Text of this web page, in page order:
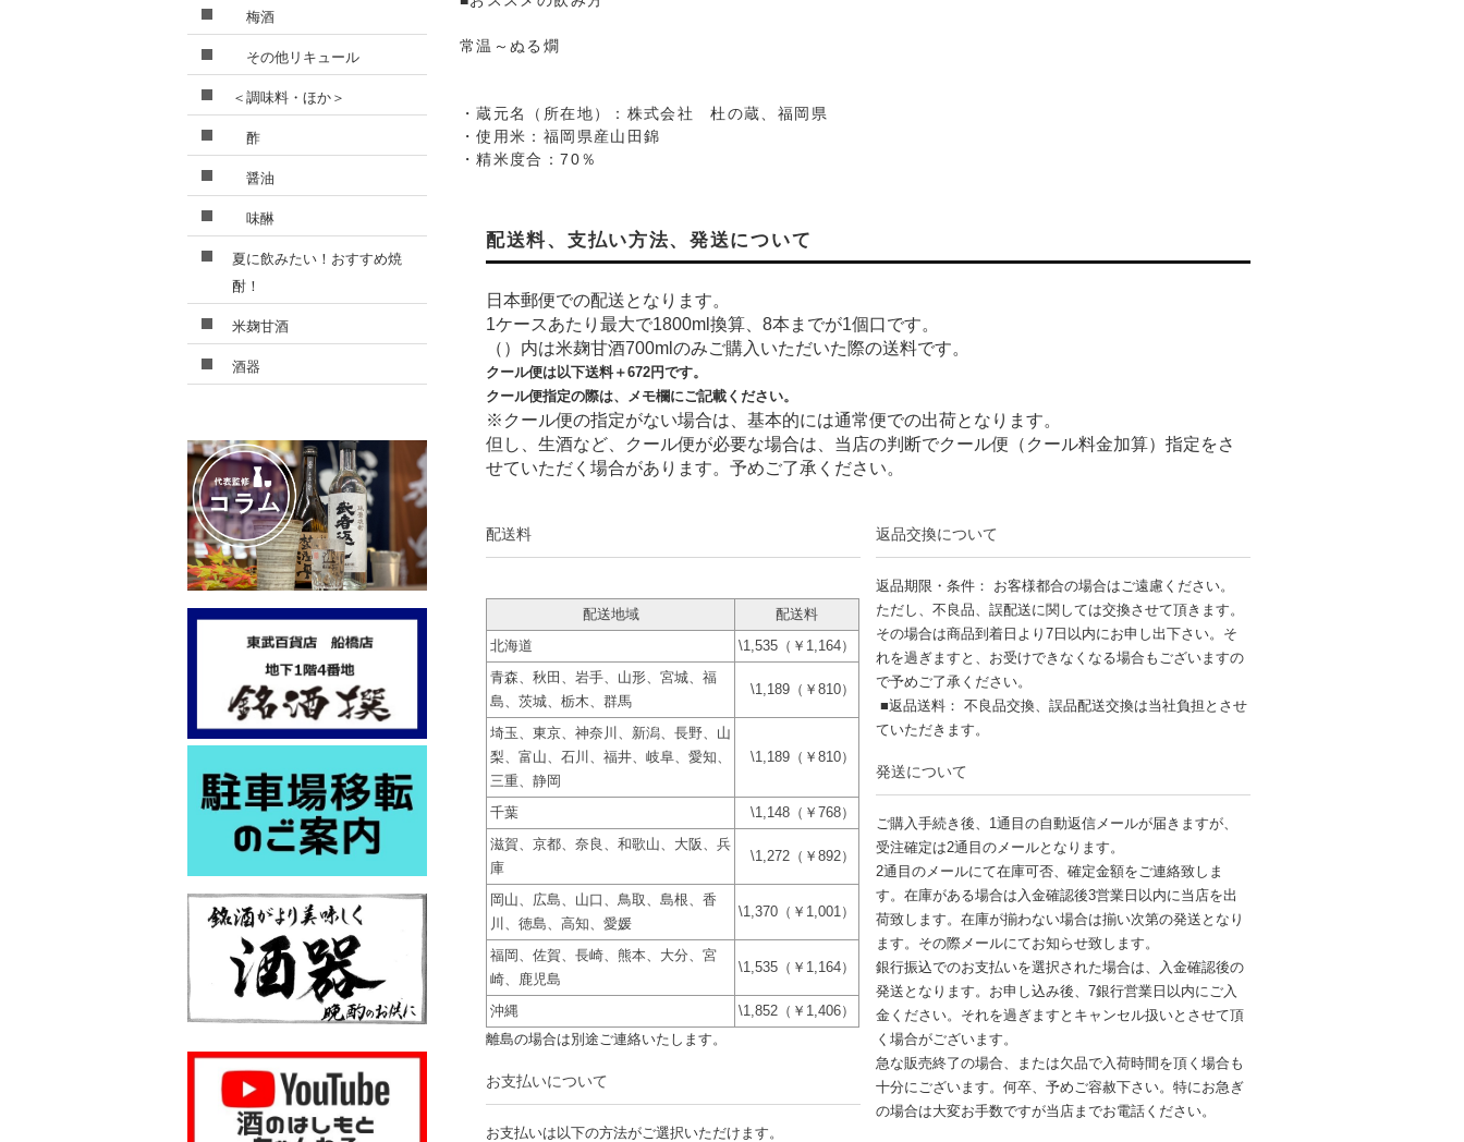
常温～ぬる燗
・蔵元名（所在地）：株式会社 杜の蔵、福岡県
・使用米：福岡県産山田錦
・精米度合：70％
配送料、支払い方法、発送について
日本郵便での配送となります。
1ケースあたり最大で1800ml換算、8本までが1個口です。
（）内は米麹甘酒700mlのみご購入いただいた際の送料です。
クール便は以下送料＋672円です。
クール便指定の際は、メモ欄にご記載ください。
※クール便の指定がない場合は、基本的には通常便での出荷となります。
但し、生酒など、クール便が必要な場合は、当店の判断でクール便（クール料金加算）指定をさ
せていただく場合があります。予めご了承ください。
配送料
配送地域
配送料
北海道
\1,535（￥1,164）
青森、秋田、岩手、山形、宮城、福
島、茨城、栃木、群馬
\1,189（￥810）
埼玉、東京、神奈川、新潟、長野、山
梨、富山、石川、福井、岐阜、愛知、
三重、静岡
\1,189（￥810）
千葉
\1,148（￥768）
滋賀、京都、奈良、和歌山、大阪、兵
庫
\1,272（￥892）
岡山、広島、山口、鳥取、島根、香
川、徳島、高知、愛媛
\1,370（￥1,001）
福岡、佐賀、長崎、熊本、大分、宮
崎、鹿児島
\1,535（￥1,164）
沖縄
\1,852（￥1,406）
離島の場合は別途ご連絡いたします。
お支払いについて
お支払いは以下の方法がご選択いただけます。
返品交換について
返品期限・条件： お客様都合の場合はご遠慮ください。
ただし、不良品、誤配送に関しては交換させて頂きます。
その場合は商品到着日より7日以内にお申し出下さい。そ
れを過ぎますと、お受けできなくなる場合もございますの
で予めご了承ください。
■返品送料： 不良品交換、誤品配送交換は当社負担とさせ
ていただきます。
発送について
ご購入手続き後、1通目の自動返信メールが届きますが、
受注確定は2通目のメールとなります。
2通目のメールにて在庫可否、確定金額をご連絡致しま
す。在庫がある場合は入金確認後3営業日以内に当店を出
荷致します。在庫が揃わない場合は揃い次第の発送となり
ます。その際メールにてお知らせ致します。
銀行振込でのお支払いを選択された場合は、入金確認後の
発送となります。お申し込み後、7銀行営業日以内にご入
金ください。それを過ぎますとキャンセル扱いとさせて頂
く場合がございます。
急な販売終了の場合、または欠品で入荷時間を頂く場合も
十分にございます。何卒、予めご容赦下さい。特にお急ぎ
の場合は大変お手数ですが当店までお電話ください。
梅酒
その他リキュール
＜調味料・ほか＞
酢
醤油
味醂
夏に飲みたい！おすすめ焼
酎！
米麹甘酒
酒器